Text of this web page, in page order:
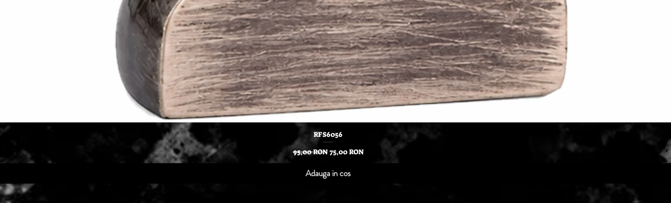
Afișare rapidă
RFS6056
Preț normal
95,00 RON Preț redus
75,00 RON
Adauga in cos